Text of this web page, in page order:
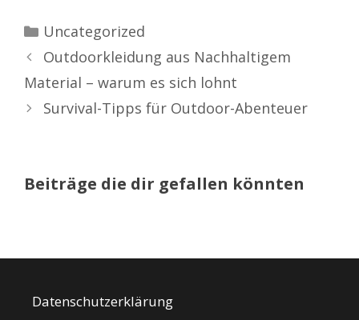
Kategorien
Uncategorized
Outdoorkleidung aus Nachhaltigem
Material – warum es sich lohnt
Survival-Tipps für Outdoor-Abenteuer
Beiträge die dir gefallen könnten
Datenschutzerklärung